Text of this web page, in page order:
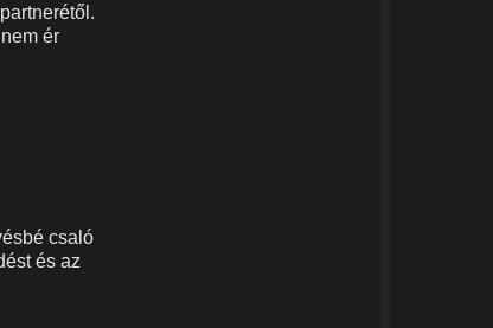
ér
csaló
és az